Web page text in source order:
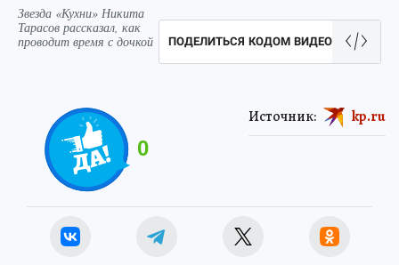
Звезда «Кухни» Никита
Тарасов рассказал, как
проводит время с дочкой
ПОДЕЛИТЬСЯ КОДОМ ВИДЕО
0
Источник: kp.ru